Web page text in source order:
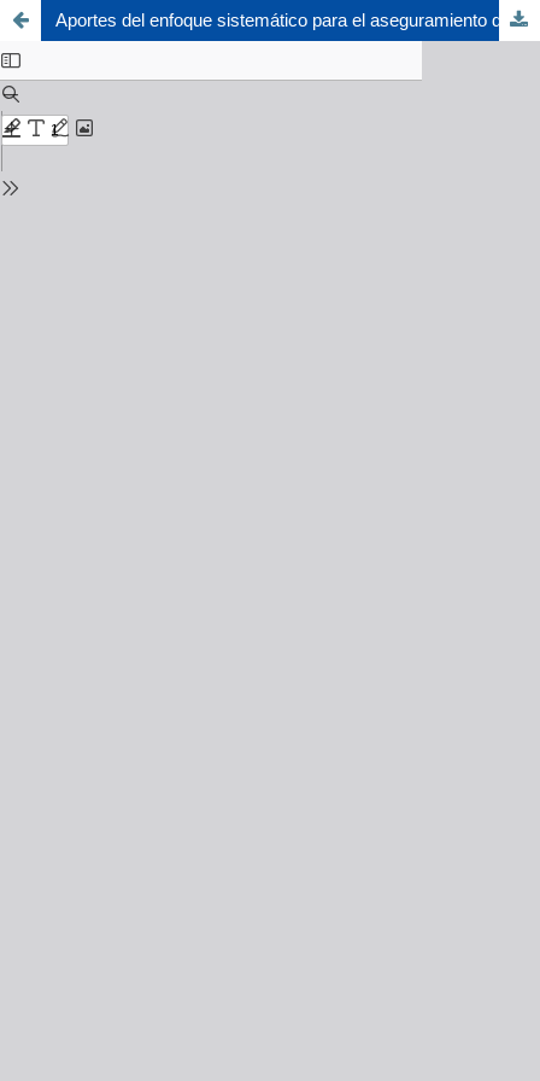
Aportes del enfoque sistemático para el aseguramiento de la inocuidad alimentaria